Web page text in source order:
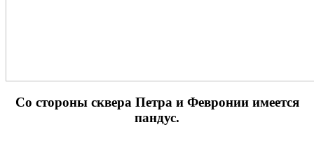
Cо стороны сквера Петра и Февронии имеется
пандус.